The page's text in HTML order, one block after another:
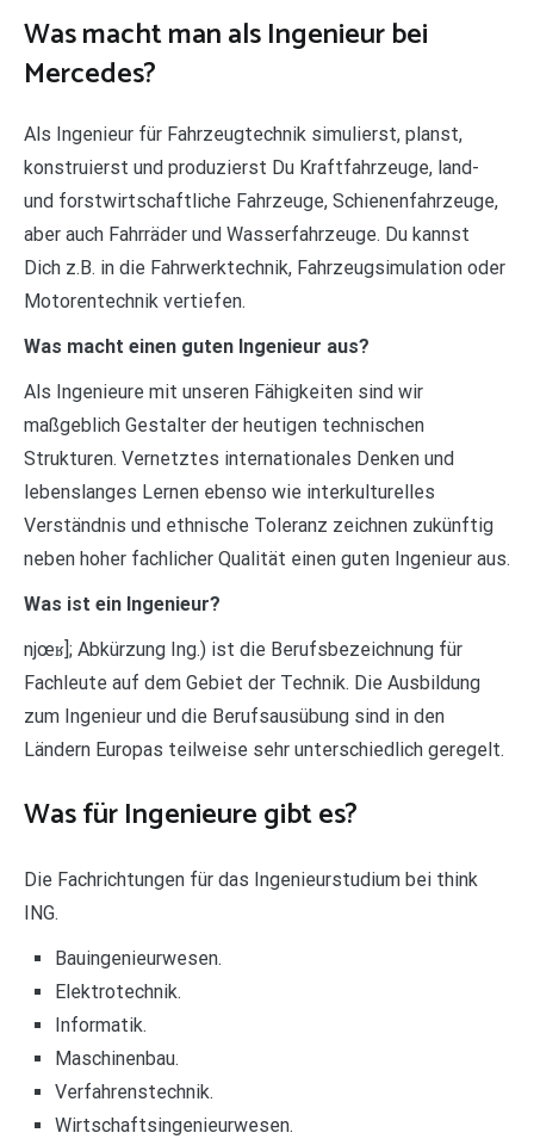
Was macht man als Ingenieur bei
Mercedes?
Als Ingenieur für Fahrzeugtechnik simulierst, planst,
konstruierst und produzierst Du Kraftfahrzeuge, land-
und forstwirtschaftliche Fahrzeuge, Schienenfahrzeuge,
aber auch Fahrräder und Wasserfahrzeuge. Du kannst
Dich z.B. in die Fahrwerktechnik, Fahrzeugsimulation oder
Motorentechnik vertiefen.
Was macht einen guten Ingenieur aus?
Als Ingenieure mit unseren Fähigkeiten sind wir
maßgeblich Gestalter der heutigen technischen
Strukturen. Vernetztes internationales Denken und
lebenslanges Lernen ebenso wie interkulturelles
Verständnis und ethnische Toleranz zeichnen zukünftig
neben hoher fachlicher Qualität einen guten Ingenieur aus.
Was ist ein Ingenieur?
njœʁ]; Abkürzung Ing.) ist die Berufsbezeichnung für
Fachleute auf dem Gebiet der Technik. Die Ausbildung
zum Ingenieur und die Berufsausübung sind in den
Ländern Europas teilweise sehr unterschiedlich geregelt.
Was für Ingenieure gibt es?
Die Fachrichtungen für das Ingenieurstudium bei think
ING.
Bauingenieurwesen.
Elektrotechnik.
Informatik.
Maschinenbau.
Verfahrenstechnik.
Wirtschaftsingenieurwesen.